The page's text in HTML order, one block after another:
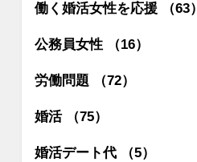
働く婚活女性を応援 （63）
公務員女性 （16）
労働問題 （72）
婚活 （75）
婚活デート代 （5）